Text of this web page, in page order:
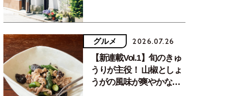
グルメ 2026.07.26
【新連載Vol.1】旬のきゅ
うりが主役！ 山椒としょ
うがの風味が爽やかな、